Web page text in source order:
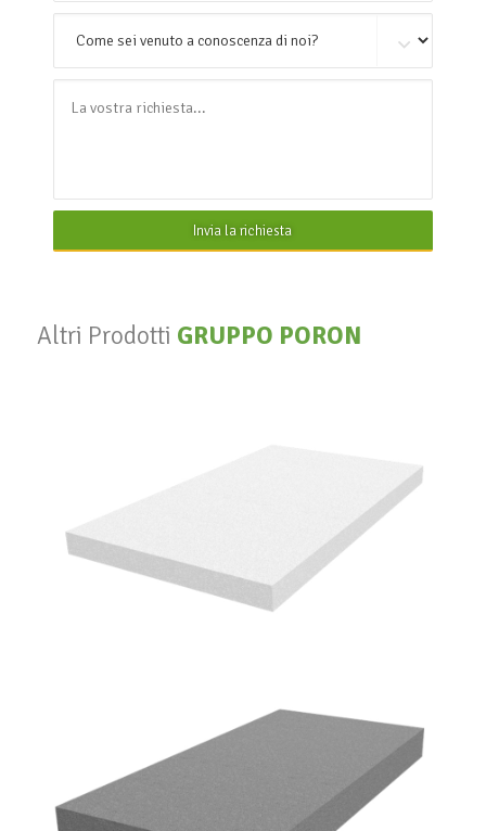
Invia la richiesta
Altri Prodotti GRUPPO PORON
EPS NeoB 031 T100